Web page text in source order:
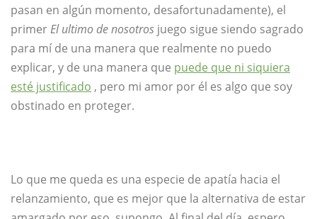
pasan en algún momento, desafortunadamente), el
primerEl ultimo de nosotros juego sigue siendo sagrado
para mí de una manera que realmente no puedo
explicar, y de una manera que puede que ni siquiera
esté justificado , pero mi amor por él es algo que soy
obstinado en proteger.
Lo que me queda es una especie de apatía hacia el
relanzamiento, que es mejor que la alternativa de estar